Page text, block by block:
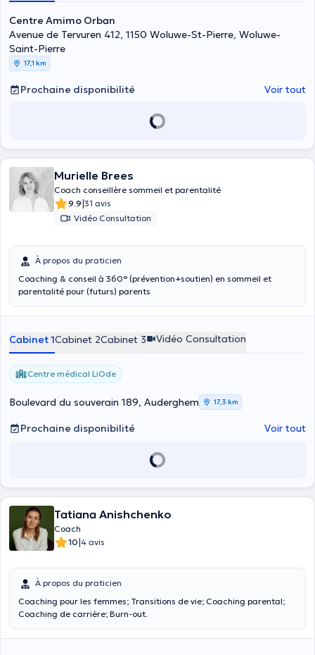
Centre Amimo Orban
Avenue de Tervuren 412, 1150 Woluwe-St-Pierre, Woluwe-
Saint-Pierre
17,1 km
Prochaine disponibilité Voir tout
Murielle Brees
Coach conseillère sommeil et parentalité
9.9|31 avis
Vidéo Consultation
À propos du praticien
Coaching & conseil à 360° (prévention+soutien) en sommeil et
parentalité pour (futurs) parents
Cabinet 1Cabinet 2Cabinet 3 Vidéo Consultation
Centre médical LiOde
Boulevard du souverain 189, Auderghem 17,3 km
Prochaine disponibilité Voir tout
Tatiana Anishchenko
Coach
10|4 avis
À propos du praticien
Coaching pour les femmes; Transitions de vie; Coaching parental;
Coaching de carrière; Burn-out.